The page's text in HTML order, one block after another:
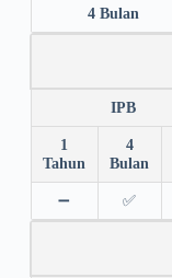
4 Bulan
IPB
1
Tahun
4
Bulan
➖ ✅